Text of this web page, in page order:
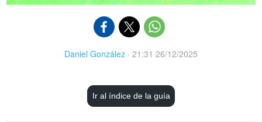
Daniel González · 21:31 26/12/2025
Ir al índice de la guía